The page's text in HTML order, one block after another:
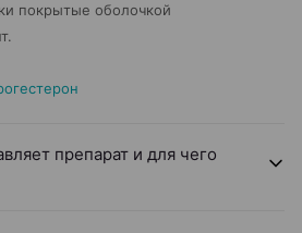
покрытые оболочкой
препарат и для чего